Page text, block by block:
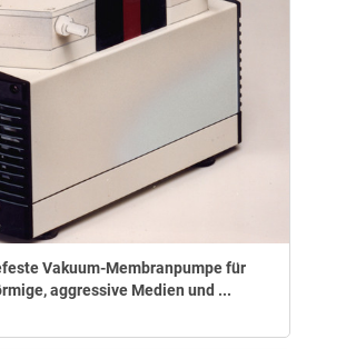
Vakuum-Membranpumpe für
aggressive Medien und ...